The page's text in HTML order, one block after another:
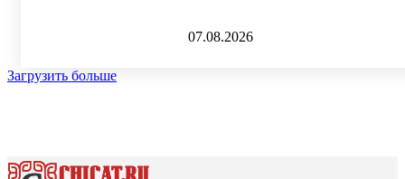
07.08.2026
Загрузить больше